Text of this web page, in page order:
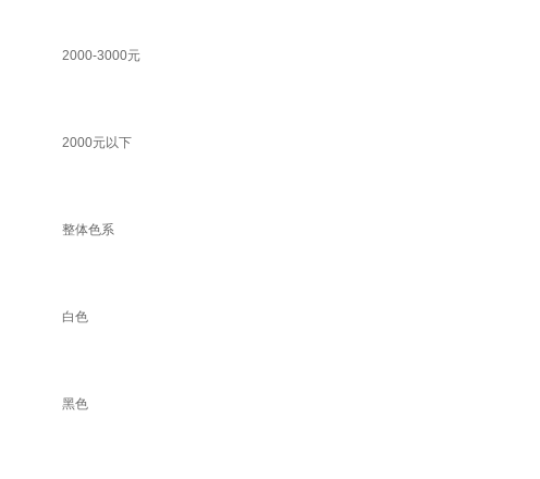
2000-3000元
2000元以下
整体色系
白色
黑色